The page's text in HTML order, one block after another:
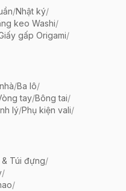
/Nhật ký/
keo Washi/
gấp Origami/
/Ba lô/
tay/Bông tai/
lý/Phụ kiện vali/
Túi đựng/
/
/